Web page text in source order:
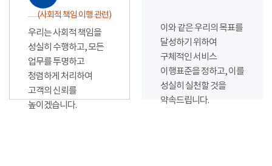
(사회적 책임 이행 관련)
우리는 사회적 책임을
성실히 수행하고, 모든
업무를 투명하고
청렴하게 처리하여
고객의 신뢰를
높이겠습니다.
이와 같은 우리의 목표를
달성하기 위하여
구체적인 서비스
이행표준을 정하고, 이를
성실히 실천할 것을
약속드립니다.